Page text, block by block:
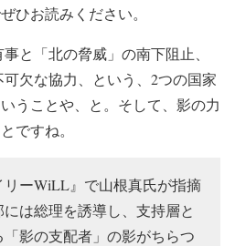
ひお読みください。
と「北の脅威」の南下阻止、
欠な協力、という、2つの国家
うことや、と。そして、影の力
ですね。
ーWiLL』で山根真氏が指摘
は総理を誘導し、支持層と
影の支配者」の影がちらつ